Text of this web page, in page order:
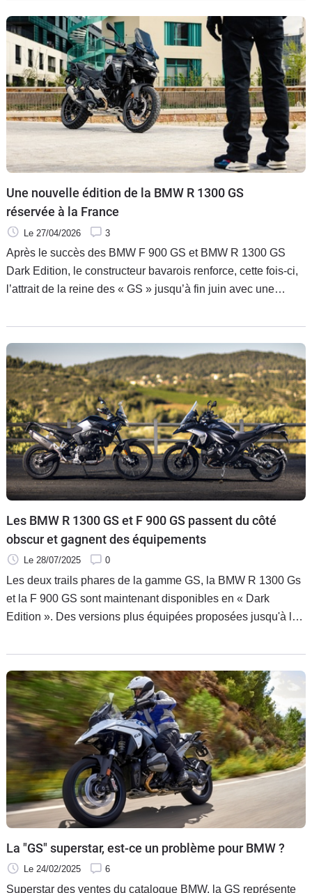
remarquerez souvent l'inverse. Ce n'est ni de la négligence,
ni une erreur, mais une technique ergonomique de précision.
Une nouvelle édition de la BMW R 1300 GS
réservée à la France
Le 27/04/2026 3
Après le succès des BMW F 900 GS et BMW R 1300 GS
Dark Edition, le constructeur bavarois renforce, cette fois-ci,
l’attrait de la reine des « GS » jusqu’à fin juin avec une
Les BMW R 1300 GS et F 900 GS passent du côté
obscur et gagnent des équipements
Le 28/07/2025 0
Les deux trails phares de la gamme GS, la BMW R 1300 Gs
et la F 900 GS sont maintenant disponibles en « Dark
Edition ». Des versions plus équipées proposées jusqu'à la
La "GS" superstar, est-ce un problème pour BMW ?
Le 24/02/2025 6
Superstar des ventes du catalogue BMW, la GS représente